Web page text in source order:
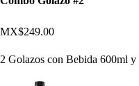
MX$249.00
2 Golazos con Bebida 600ml